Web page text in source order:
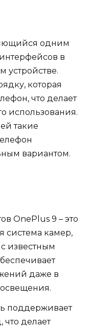
одним
в
устройстве.
которая
что делает
использования.
такие
вариантом.
OnePlus 9 – это
система камер,
известным
даже в
освещения.
поддерживает
что делает